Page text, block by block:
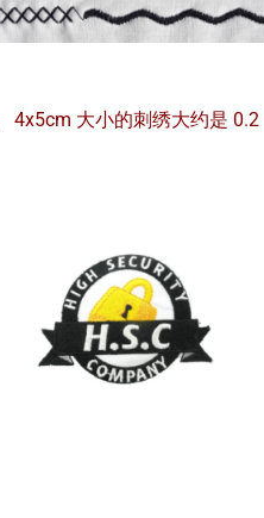
4x5cm 大小的刺绣大约是 0.2